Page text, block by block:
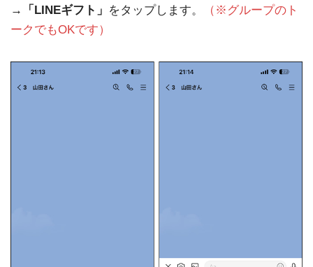
→「LINEギフト」 をタップします。
（※グループのト
ークでもOKです）